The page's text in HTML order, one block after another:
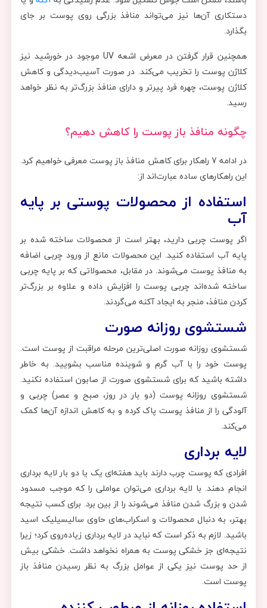
دستکاری آن‌ها نیز می‌تواند منافذ بزرگی روی پوست بر جای
بگذارد.
همچنین قرار گرفتن در معرض اشعه UV موجود در خورشید نیز
کلاژن پوست را تخریب می‌کند. در صورت آسیب‌دیدگی و کاهش
کلاژن پوست، چهره فرد پیرتر و دارای منافذ بزرگ‌تر به نظر خواهد
رسید.
چگونه منافذ باز پوست را کاهش دهیم؟
در ادامه 7 راهکار برای کاهش منافذ باز پوست معرفی خواهیم کرد.
این راهکارهای ساده عبارت‌اند از:
استفاده از محصولات پوستی بر پایه
آب
اگر پوست چربی دارید، بهتر است از محصولات ساخته شده بر
پایه آب استفاده کنید. این محصولات مانع از ورود چربی اضافه
به منافذ پوست می‌شوند. در مقابل، محصولاتی که بر پایه چربی
ساخته شده‌اند چربی پوست را افزایش داده و علاوه بر بزرگ‌تر
کردن منافذ، منجر به ایجاد آکنه می‌گردند.
شستشوی روزانه صورت
شستشوی روزانه صورت اصلی‌ترین مرحله مراقبت از پوست است.
پوست خود را با آب گرم و شوینده مناسب بشویید. به خاطر
داشته باشید که برای شستشوی صورت از صابون استفاده نکنید.
شستشوی روزانه پوست (دو بار در روز، صبح و عصر) چربی و
آلودگی را از منافذ پوست پاک کرده و به کاهش اندازه آن‌ها کمک
می‌کند.
لایه برداری
افرادی که پوست چرب دارند باید هفته‌ای یک یا دو بار لایه برداری
انجام دهند. با لایه برداری می‌توان عواملی را که موجب مسدود
شدن و بزرگ‌ شدن منافذ می‌شوند را از بین برد. برای کسب نتیجه
بهتر، به دنبال محصولات و اسکراب‌های حاوی سالیسیلیک اسید
باشید. لازم به ذکر است که نباید در لایه برداری زیاده‌روی کرد؛ زیرا
نتیجه‌ای جز خشکی پوست به همراه نخواهد داشت. خشکی بیش
از حد پوست نیز یکی از عوامل بزرگ به نظر رسیدن منافذ باز
پوست است.